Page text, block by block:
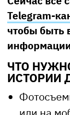
Telegram-
чтобы быть
ЧТО
ИСТОРИИ
или на